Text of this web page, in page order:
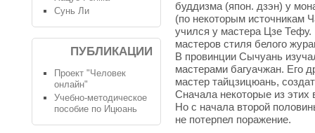
буддизма (япон. дзэн) у
(по некоторым источникам
учился у мастера Цзе
мастеров стиля белого
В провинции Сычуань
мастерами багуачжан. Его
мастер тайцзицюань,
Сначала некоторые из этих
Но с начала второй
не потерпел поражение.
Сунь Ли
ПУБЛИКАЦИИ
Проект "Человек
онлайн"
Учебно-методическое
пособие по Ицюань